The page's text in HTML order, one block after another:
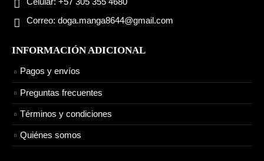
Correo: doga.manga8644@gmail.com
INFORMACIÓN ADICIONAL
Pagos y envíos
Preguntas frecuentes
Términos y condiciones
Quiénes somos